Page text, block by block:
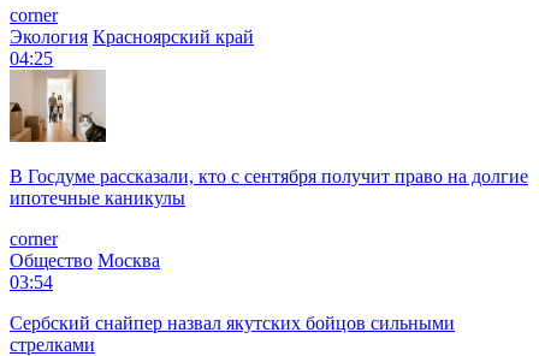
corner
Экология Красноярский край
04:25
В Госдуме рассказали, кто с сентября получит право на долгие
ипотечные каникулы
corner
Общество Москва
03:54
Сербский снайпер назвал якутских бойцов сильными
стрелками